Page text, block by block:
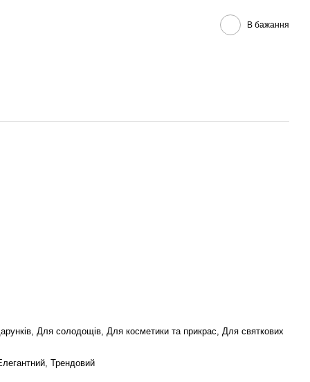
В бажання
Для солодощів, Для косметики та прикрас, Для святкових
Трендовий